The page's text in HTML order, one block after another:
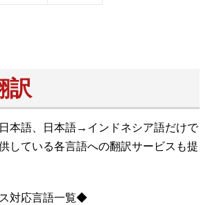
訳
本語、日本語→インドネシア語だけで
している各言語への翻訳サービスも提
対応言語一覧◆